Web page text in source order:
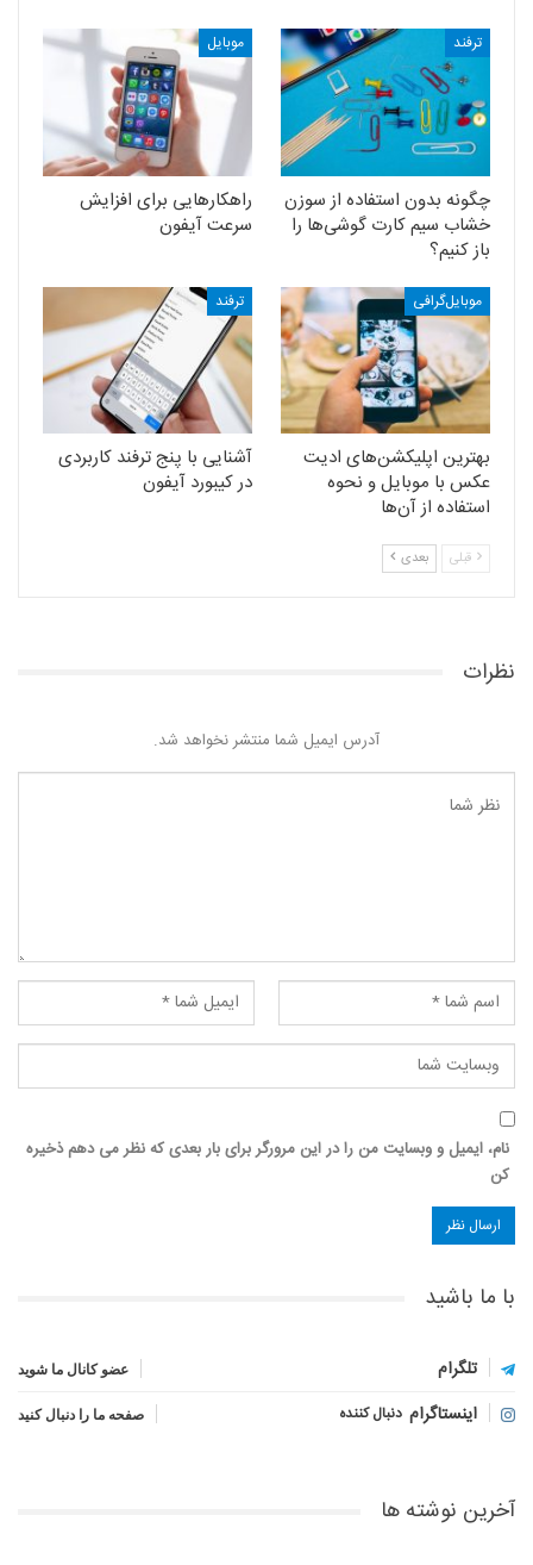
ترفند
چگونه بدون استفاده از سوزن
خشاب سیم کارت گوشی‌ها را
باز کنیم؟
موبایل
راهکارهایی برای افزایش
سرعت آیفون
موبایل‌گرافی
بهترین اپلیکشن‌های ادیت
عکس با موبایل و نحوه
استفاده از آن‌ها
ترفند
آشنایی با پنج ترفند کاربردی
در کیبورد آیفون
قبلی بعدی
نظرات
آدرس ایمیل شما منتشر نخواهد شد.
نام، ایمیل و وبسایت من را در این مرورگر برای بار بعدی که نظر می دهم ذخیره
کن
با ما باشید
تلگرام عضو کانال ما شوید
اینستاگرام دنبال کننده صفحه ما را دنبال کنید
آخرین نوشته ها